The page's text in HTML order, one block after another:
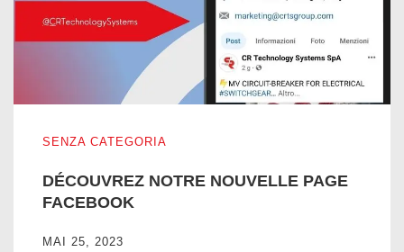
SENZA CATEGORIA
DÉCOUVREZ NOTRE NOUVELLE PAGE
FACEBOOK
MAI 25, 2023